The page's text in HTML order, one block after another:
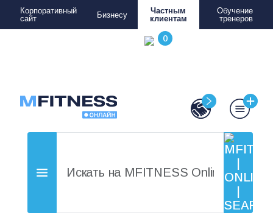
Корпоративный
сайт
Бизнесу
Частным
клиентам
Обучение
тренеров